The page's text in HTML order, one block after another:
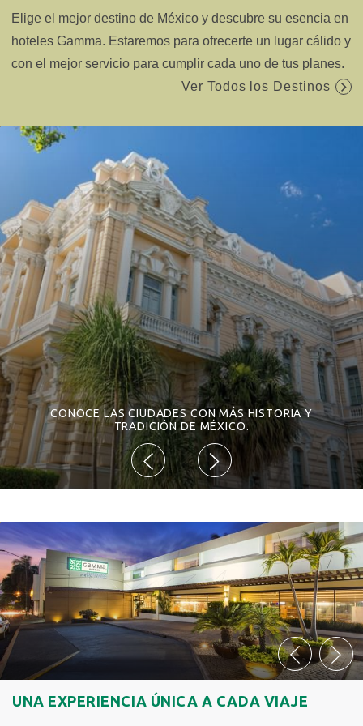
Elige el mejor destino de México y descubre su esencia en
hoteles Gamma. Estaremos para ofrecerte un lugar cálido y
con el mejor servicio para cumplir cada uno de tus planes.
Ver Todos los Destinos
CONOCE LAS CIUDADES CON MÁS HISTORIA Y
TRADICIÓN DE MÉXICO.
UNA EXPERIENCIA ÚNICA A CADA VIAJE